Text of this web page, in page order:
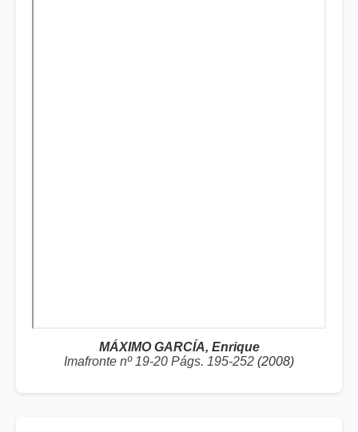
MÁXIMO GARCÍA, Enrique
Imafronte nº 19-20 Págs. 195-252 (2008)